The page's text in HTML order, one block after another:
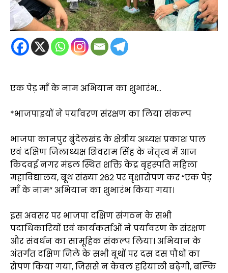
एक पेड़ माँ के नाम अभियान का शुभारंभ…
*भाजपाइयों ने पर्यावरण संरक्षण का लिया संकल्प
भाजपा कानपुर बुंदेलखंड के क्षेत्रीय अध्यक्ष प्रकाश पाल
एवं दक्षिण जिलाध्यक्ष शिवराम सिंह के नेतृत्व में आज
किदवई नगर मंडल स्थित शक्ति केंद्र बृहस्पति महिला
महाविद्यालय, बूथ संख्या 262 पर वृक्षारोपण कर “एक पेड़
माँ के नाम” अभियान का शुभारंभ किया गया।
इस अवसर पर भाजपा दक्षिण संगठन के सभी
पदाधिकारियों एवं कार्यकर्ताओं ने पर्यावरण के संरक्षण
और संवर्धन का सामूहिक संकल्प लिया। अभियान के
अंतर्गत दक्षिण जिले के सभी बूथों पर दस दस पौधों का
रोपण किया गया, जिससे न केवल हरियाली बढ़ेगी, बल्कि